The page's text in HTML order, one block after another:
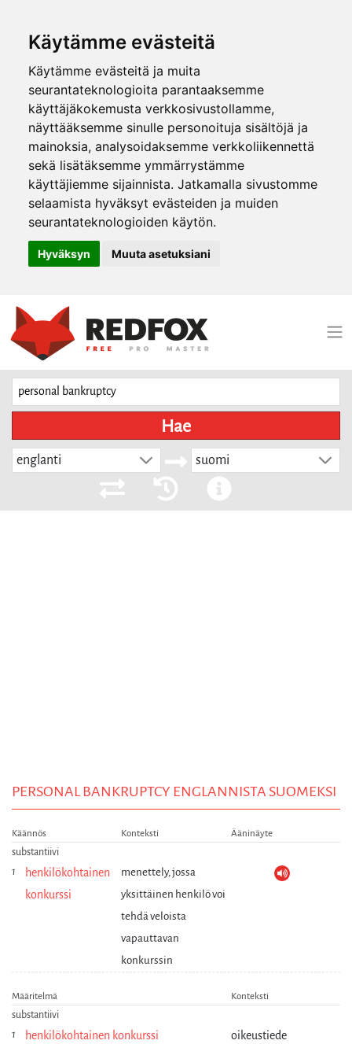
Käytämme evästeitä
Käytämme evästeitä ja muita
seurantateknologioita parantaaksemme
käyttäjäkokemusta verkkosivustollamme,
näyttääksemme sinulle personoituja sisältöjä ja
mainoksia, analysoidaksemme verkkoliikennettä
sekä lisätäksemme ymmärrystämme
käyttäjiemme sijainnista. Jatkamalla sivustomme
selaamista hyväksyt evästeiden ja muiden
seurantateknologioiden käytön.
Hyväksyn Muuta asetuksiani
Hae
englanti suomi
PERSONAL BANKRUPTCY ENGLANNISTA SUOMEKSI
Käännös Konteksti Ääninäyte
substantiivi
henkilökohtainen
konkurssi
menettely, jossa
yksittäinen henkilö voi
tehdä veloista
vapauttavan
konkurssin
Määritelmä Konteksti
substantiivi
henkilökohtainen konkurssi oikeustiede